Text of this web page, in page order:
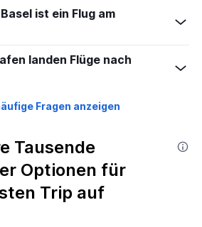
ist ein Flug am
landen Flüge nach
Fragen anzeigen
Tausende
Optionen für
Trip auf